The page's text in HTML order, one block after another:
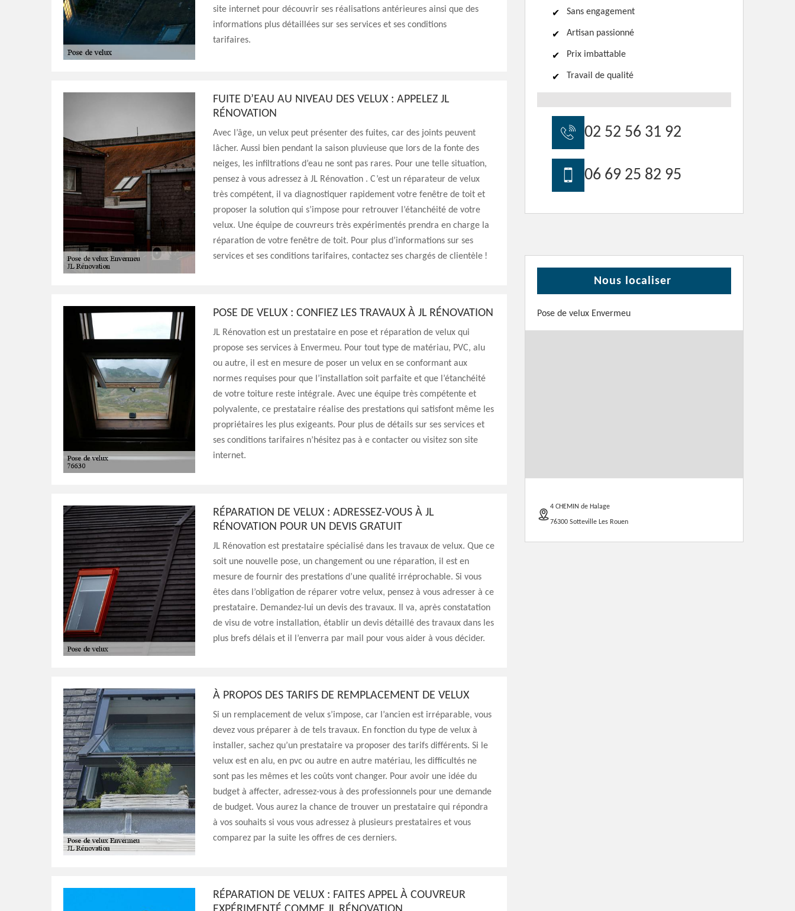
site internet pour découvrir ses réalisations antérieures ainsi que des
informations plus détaillées sur ses services et ses conditions
tarifaires.
FUITE D’EAU AU NIVEAU DES VELUX : APPELEZ JL
RÉNOVATION
Avec l’âge, un velux peut présenter des fuites, car des joints peuvent
lâcher. Aussi bien pendant la saison pluvieuse que lors de la fonte des
neiges, les infiltrations d’eau ne sont pas rares. Pour une telle situation,
pensez à vous adressez à JL Rénovation . C’est un réparateur de velux
très compétent, il va diagnostiquer rapidement votre fenêtre de toit et
proposer la solution qui s’impose pour retrouver l’étanchéité de votre
velux. Une équipe de couvreurs très expérimentés prendra en charge la
réparation de votre fenêtre de toit. Pour plus d’informations sur ses
services et ses conditions tarifaires, contactez ses chargés de clientèle !
POSE DE VELUX : CONFIEZ LES TRAVAUX À JL RÉNOVATION
JL Rénovation est un prestataire en pose et réparation de velux qui
propose ses services à Envermeu. Pour tout type de matériau, PVC, alu
ou autre, il est en mesure de poser un velux en se conformant aux
normes requises pour que l’installation soit parfaite et que l’étanchéité
de votre toiture reste intégrale. Avec une équipe très compétente et
polyvalente, ce prestataire réalise des prestations qui satisfont même les
propriétaires les plus exigeants. Pour plus de détails sur ses services et
ses conditions tarifaires n’hésitez pas à e contacter ou visitez son site
internet.
RÉPARATION DE VELUX : ADRESSEZ-VOUS À JL
RÉNOVATION POUR UN DEVIS GRATUIT
JL Rénovation est prestataire spécialisé dans les travaux de velux. Que ce
soit une nouvelle pose, un changement ou une réparation, il est en
mesure de fournir des prestations d’une qualité irréprochable. Si vous
êtes dans l’obligation de réparer votre velux, pensez à vous adresser à ce
prestataire. Demandez-lui un devis des travaux. Il va, après constatation
de visu de votre installation, établir un devis détaillé des travaux dans les
plus brefs délais et il l’enverra par mail pour vous aider à vous décider.
À PROPOS DES TARIFS DE REMPLACEMENT DE VELUX
Si un remplacement de velux s’impose, car l’ancien est irréparable, vous
devez vous préparer à de tels travaux. En fonction du type de velux à
installer, sachez qu’un prestataire va proposer des tarifs différents. Si le
velux est en alu, en pvc ou autre en autre matériau, les difficultés ne
sont pas les mêmes et les coûts vont changer. Pour avoir une idée du
budget à affecter, adressez-vous à des professionnels pour une demande
de budget. Vous aurez la chance de trouver un prestataire qui répondra
à vos souhaits si vous vous adressez à plusieurs prestataires et vous
comparez par la suite les offres de ces derniers.
RÉPARATION DE VELUX : FAITES APPEL À COUVREUR
Sans engagement
Artisan passionné
Prix imbattable
Travail de qualité
02 52 56 31 92
06 69 25 82 95
Nous localiser
Pose de velux Envermeu
4 CHEMIN de Halage
76300 Sotteville Les Rouen